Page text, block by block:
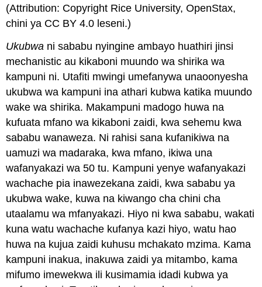
(Attribution: Copyright Rice University, OpenStax,
chini ya CC BY 4.0 leseni.)
Ukubwa ni sababu nyingine ambayo huathiri jinsi
mechanistic au kikaboni muundo wa shirika wa
kampuni ni. Utafiti mwingi umefanywa unaoonyesha
ukubwa wa kampuni ina athari kubwa katika muundo
wake wa shirika. Makampuni madogo huwa na
kufuata mfano wa kikaboni zaidi, kwa sehemu kwa
sababu wanaweza. Ni rahisi sana kufanikiwa na
uamuzi wa madaraka, kwa mfano, ikiwa una
wafanyakazi wa 50 tu. Kampuni yenye wafanyakazi
wachache pia inawezekana zaidi, kwa sababu ya
ukubwa wake, kuwa na kiwango cha chini cha
utaalamu wa mfanyakazi. Hiyo ni kwa sababu, wakati
kuna watu wachache kufanya kazi hiyo, watu hao
huwa na kujua zaidi kuhusu mchakato mzima. Kama
kampuni inakua, inakuwa zaidi ya mitambo, kama
mifumo imewekwa ili kusimamia idadi kubwa ya